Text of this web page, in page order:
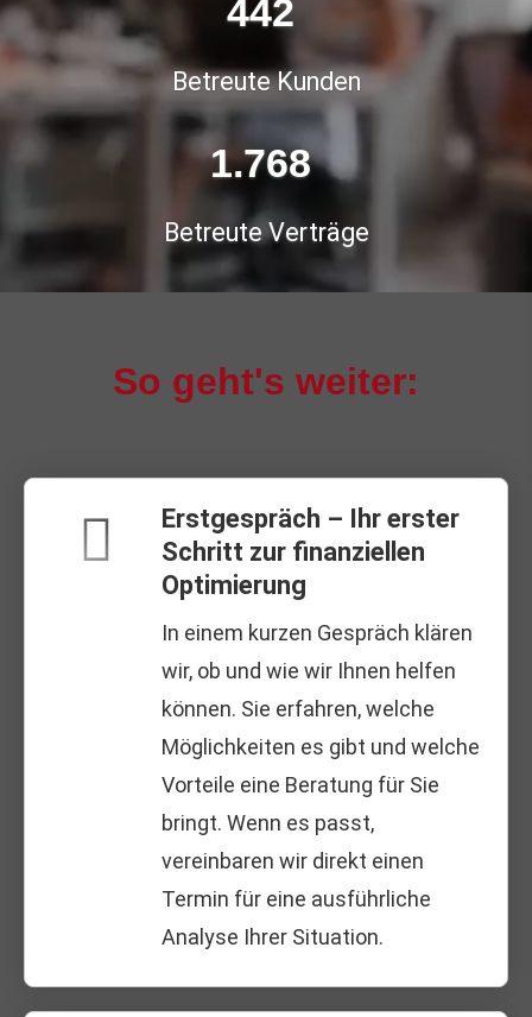
556
Betreute Kunden
2.225
Betreute Verträge
So geht's weiter:
Erstgespräch – Ihr erster
Schritt zur finanziellen
Optimierung
In einem kurzen Gespräch klären
wir, ob und wie wir Ihnen helfen
können. Sie erfahren, welche
Möglichkeiten es gibt und welche
Vorteile eine Beratung für Sie
bringt. Wenn es passt,
vereinbaren wir direkt einen
Termin für eine ausführliche
Analyse Ihrer Situation.